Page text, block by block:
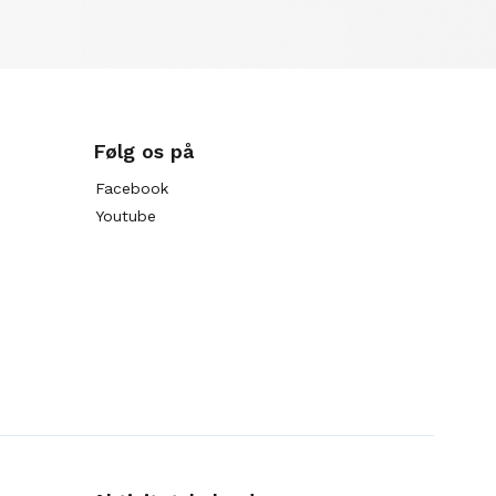
Følg os på
Facebook
Youtube